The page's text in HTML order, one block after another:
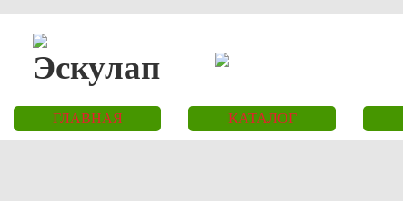
ГЛАВНАЯ КАТАЛОГ